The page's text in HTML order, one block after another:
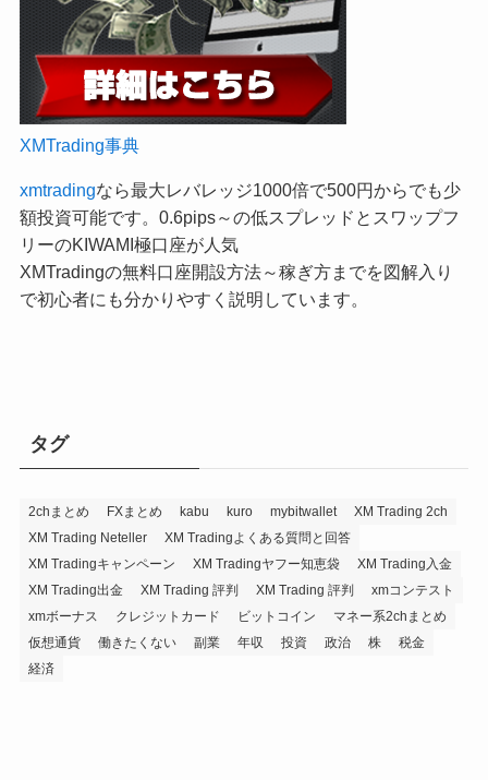
XMTrading事典
xmtradingなら最大レバレッジ1000倍で500円からでも少
額投資可能です。0.6pips～の低スプレッドとスワップフ
リーのKIWAMI極口座が人気
XMTradingの無料口座開設方法～稼ぎ方までを図解入り
で初心者にも分かりやすく説明しています。
タグ
2chまとめ FXまとめ kabu kuro mybitwallet
XM Trading 2ch
XM Trading Neteller
XM Tradingよくある質問と回答
XM Tradingキャンペーン
XM Tradingヤフー知恵袋
XM Trading入金
XM Trading出金
XM Trading 評判 XM Trading 評判
xmコンテスト
xmボーナス
クレジットカード ビットコイン
マネー系2chまとめ
仮想通貨
働きたくない 副業 年収 投資 政治 株
税金
経済